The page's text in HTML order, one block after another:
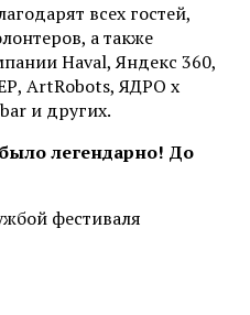
всех гостей,
а также
Haval, Яндекс 360,
ArtRobots, ЯДРО х
и других.
легендарно! До
фестиваля